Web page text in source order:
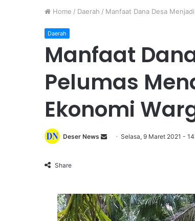
Home / Daerah / Manfaat Dana Desa
Daerah
Manfaat
Pelumas
Ekonomi
Deser News
n
e
Selasa, 9 Maret 2021 -
Share